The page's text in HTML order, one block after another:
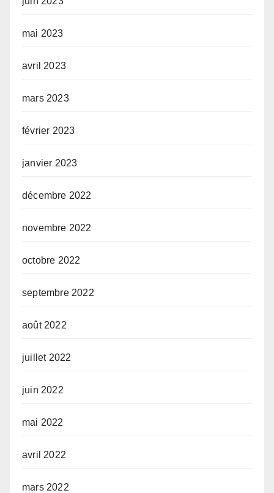
mai 2023
avril 2023
mars 2023
février 2023
janvier 2023
décembre 2022
novembre 2022
octobre 2022
septembre 2022
août 2022
juillet 2022
juin 2022
mai 2022
avril 2022
mars 2022